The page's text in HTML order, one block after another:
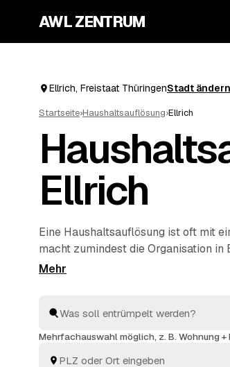
AWL ZENTRUM
Ellrich, Freistaat ThüringenStadt ändern
Startseite›Haushaltsauflösung›Ellrich
Ellrich
Eine Haushaltsauflösung ist oft mit
macht zumindest die Organisation
Anfrage erreichen Sie geprüfte
geräumt wird respektvoll, entsorgt
wird auf den Preis angerechnet. So
Mehrfachauswahl möglich, z. B. Wohnung +